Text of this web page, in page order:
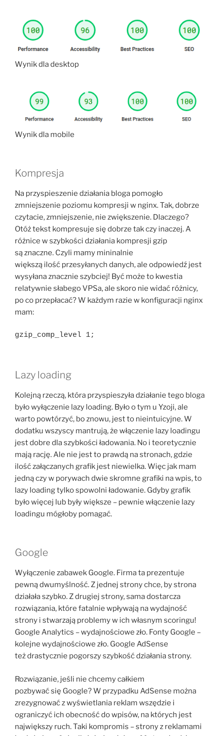
Wynik dla desktop
Wynik dla mobile
Kompresja
Na przyspieszenie działania bloga pomogło
zmniejszenie poziomu kompresji w nginx. Tak, dobrze
czytacie, zmniejszenie, nie zwiększenie. Dlaczego?
Otóż tekst kompresuje się dobrze tak czy inaczej. A
różnice w szybkości działania kompresji gzip
są znaczne. Czyli mamy mininalnie
większą ilość przesyłanych danych, ale odpowiedź jest
wysyłana znacznie szybciej! Być może to kwestia
relatywnie słabego VPSa, ale skoro nie widać różnicy,
po co przepłacać? W każdym razie w konfiguracji nginx
mam:
gzip_comp_level 1;
Lazy loading
Kolejną rzeczą, która przyspieszyła działanie tego bloga
było wyłączenie lazy loading. Było o tym u Yzoji, ale
warto powtórzyć, bo znowu, jest to nieintuicyjne. W
dodatku wszyscy mantrują, że włączenie lazy loadingu
jest dobre dla szybkości ładowania. No i teoretycznie
mają rację. Ale nie jest to prawdą na stronach, gdzie
ilość załączanych grafik jest niewielka. Więc jak mam
jedną czy w porywach dwie skromne grafiki na wpis, to
lazy loading tylko spowolni ładowanie. Gdyby grafik
było więcej lub były większe – pewnie włączenie lazy
loadingu mógłoby pomagać.
Google
Wyłączenie zabawek Google. Firma ta prezentuje
pewną dwumyślność. Z jednej strony chce, by strona
działała szybko. Z drugiej strony, sama dostarcza
rozwiązania, które fatalnie wpływają na wydajność
strony i stwarzają problemy w ich własnym scoringu!
Google Analytics – wydajnościowe zło. Fonty Google –
kolejne wydajnościowe zło. Google AdSense
też drastycznie pogorszy szybkość działania strony.
Rozwiązanie, jeśli nie chcemy całkiem
pozbywać się Google? W przypadku AdSense można
zrezygnować z wyświetlania reklam wszędzie i
ograniczyć ich obecność do wpisów, na których jest
największy ruch. Taki kompromis – strony z reklamami